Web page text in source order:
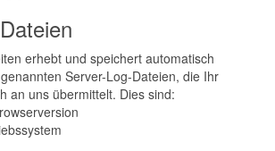
erhebt und speichert automatisch
Server-Log-Dateien, die Ihr
an uns übermittelt. Dies sind: